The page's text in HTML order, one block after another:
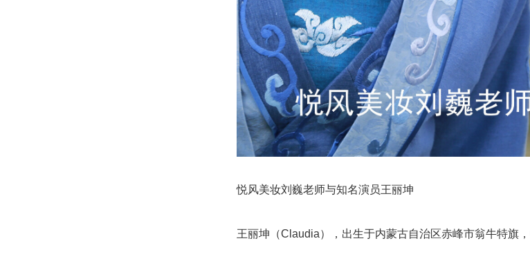
悦风美妆刘巍老师与知名演员王丽坤
王丽坤（Claudia），出生于内蒙古自治区赤峰市翁牛特旗